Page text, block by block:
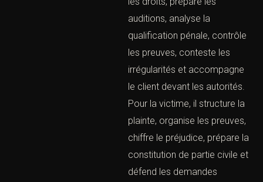
mécanismes de
l’accusation, les attentes
des juridictions, les
exigences probatoires et
les enjeux humains du
peut agir au stade de
l’enquête, de l’instruction, de
l’audience, de l’appel ou de
l’exécution de peine.